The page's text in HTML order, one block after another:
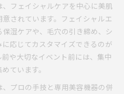
フェイシャルケアを中心に美肌
されています。フェイシャルエ
湿ケアや、毛穴の引き締め、シ
応じてカスタマイズできるのが
や大切なイベント前には、集中
ています。
プロの手技と専用美容機器の併